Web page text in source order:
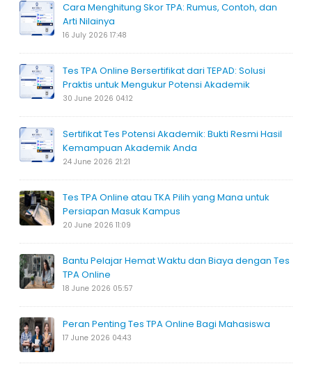
Cara Menghitung Skor TPA: Rumus, Contoh, dan
Arti Nilainya
16 July 2026 17:48
Tes TPA Online Bersertifikat dari TEPAD: Solusi
Praktis untuk Mengukur Potensi Akademik
30 June 2026 04:12
Sertifikat Tes Potensi Akademik: Bukti Resmi Hasil
Kemampuan Akademik Anda
24 June 2026 21:21
Tes TPA Online atau TKA Pilih yang Mana untuk
Persiapan Masuk Kampus
20 June 2026 11:09
Bantu Pelajar Hemat Waktu dan Biaya dengan Tes
TPA Online
18 June 2026 05:57
Peran Penting Tes TPA Online Bagi Mahasiswa
17 June 2026 04:43